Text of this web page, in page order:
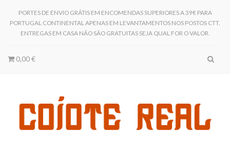
PORTES DE ENVIO GRÁTIS EM ENCOMENDAS SUPERIORES A 39€ PARA
PORTUGAL CONTINENTAL APENAS EM LEVANTAMENTOS NOS POSTOS CTT.
ENTREGAS EM CASA NÃO SÃO GRATUITAS SEJA QUAL FOR O VALOR.
0,00 €